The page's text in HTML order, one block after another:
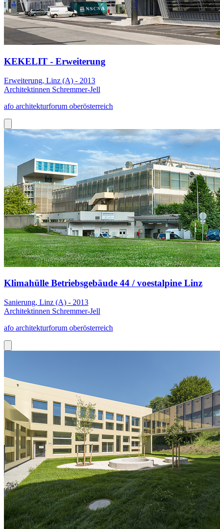
KEKELIT - Erweiterung
Erweiterung, Linz (A) - 2013
Architektinnen Schremmer-Jell
afo architekturforum oberösterreich
Klimahülle Betriebsgebäude 44 / voestalpine Linz
Sanierung, Linz (A) - 2013
Architektinnen Schremmer-Jell
afo architekturforum oberösterreich